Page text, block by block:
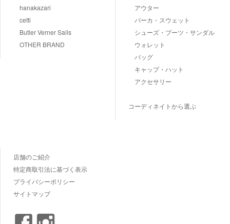
hanakazari
cetti
Butler Verner Sails
OTHER BRAND
アウター
パーカ・スウェット
シューズ・ブーツ・サンダル
ウォレット
バッグ
キャップ・ハット
アクセサリー
コーディネイトから選ぶ
店舗のご紹介
特定商取引法に基づく表示
プライバシーポリシー
サイトマップ